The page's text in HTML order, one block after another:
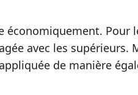
économiquement. Pour
avec les supérieurs.
de manière